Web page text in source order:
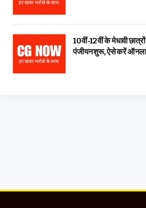
10वीं-12वीं के मेधावी
पंजीयन शुरू, ऐसे करें